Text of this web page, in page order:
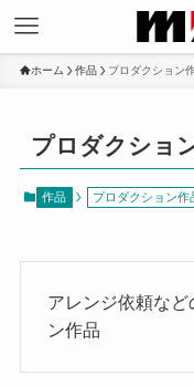
ホーム 作品 プロダクション
プロダクショ
作品 プロダクション作
アレンジ依頼な
ン作品